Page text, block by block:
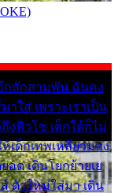
กสักสามพัน ฉันคง
าใส่ เพราะเราเป็น
งหิวโซ เด็กใต้ก็ไม่
ด็กเทพเหลียวมอง
อด เดินโยกย้ายเย
ตัวใหม่ใส่มา เดิน